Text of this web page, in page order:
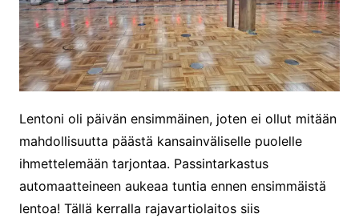
Lentoni oli päivän ensimmäinen, joten ei ollut mitään
mahdollisuutta päästä kansainväliselle puolelle
ihmettelemään tarjontaa. Passintarkastus
automaatteineen aukeaa tuntia ennen ensimmäistä
lentoa! Tällä kerralla rajavartiolaitos siis